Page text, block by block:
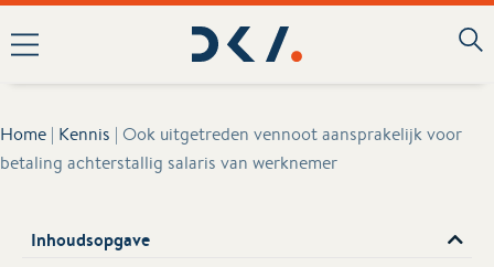
Home | Kennis | Ook uitgetreden vennoot aansprakelijk voor
betaling achterstallig salaris van werknemer
Inhoudsopgave